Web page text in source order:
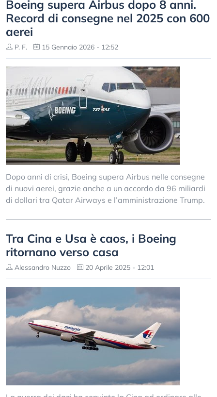
Boeing supera Airbus dopo 8 anni.
Record di consegne nel 2025 con 600
aerei
P. F. 15 Gennaio 2026 - 12:52
Dopo anni di crisi, Boeing supera Airbus nelle consegne
di nuovi aerei, grazie anche a un accordo da 96 miliardi
di dollari tra Qatar Airways e l’amministrazione Trump.
Tra Cina e Usa è caos, i Boeing
ritornano verso casa
Alessandro Nuzzo 20 Aprile 2025 - 12:01